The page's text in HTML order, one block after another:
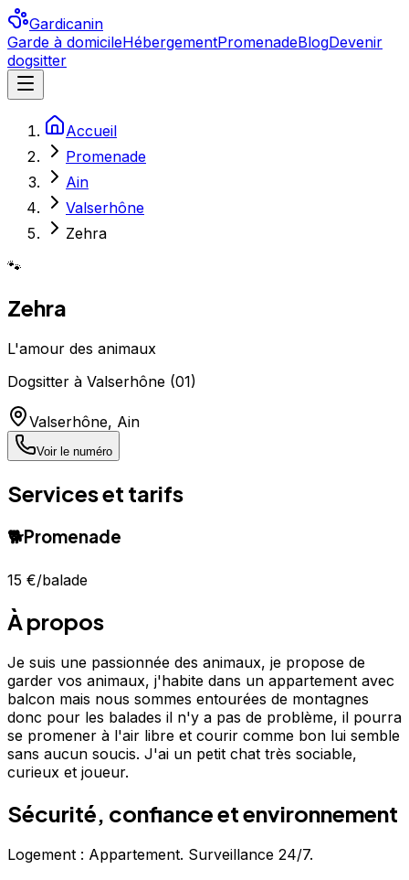
Gardicanin
Garde à domicileHébergementPromenadeBlogDevenir
dogsitter
Accueil
Promenade
Ain
Valserhône
Zehra
🐾
Zehra
L'amour des animaux
Dogsitter à Valserhône (01)
Valserhône, Ain
Voir le numéro
Services et tarifs
🐕Promenade
15 €/balade
À propos
Je suis une passionnée des animaux, je propose de
garder vos animaux, j'habite dans un appartement avec
balcon mais nous sommes entourées de montagnes
donc pour les balades il n'y a pas de problème, il pourra
se promener à l'air libre et courir comme bon lui semble
sans aucun soucis. J'ai un petit chat très sociable,
curieux et joueur.
Sécurité, confiance et environnement
Logement : Appartement. Surveillance 24/7.